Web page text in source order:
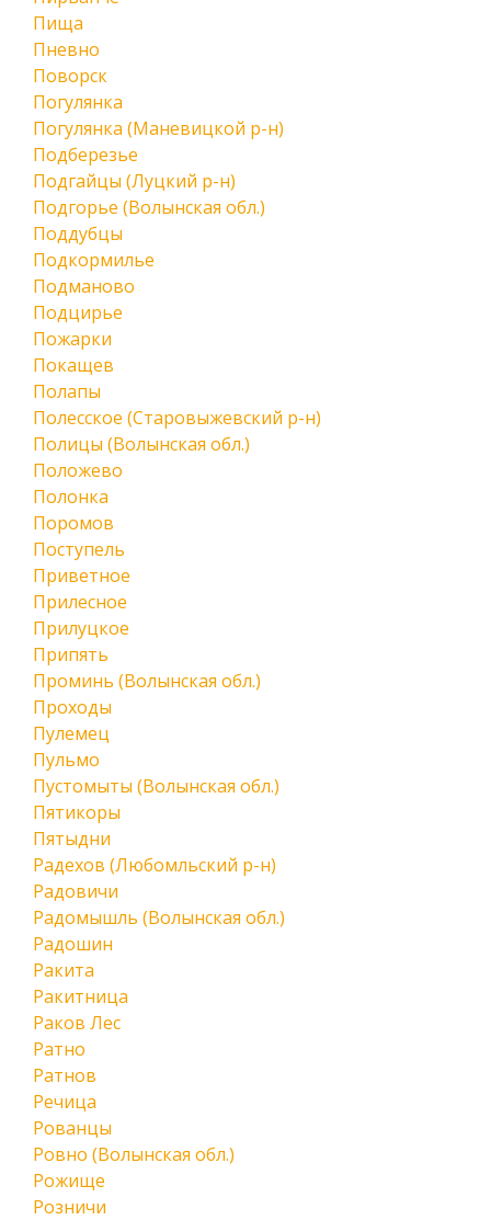
Пища
Пневно
Поворск
Погулянка
Погулянка (Маневицкой р-н)
Подберезье
Подгайцы (Луцкий р-н)
Подгорье (Волынская обл.)
Поддубцы
Подкормилье
Подманово
Подцирье
Пожарки
Покащев
Полапы
Полесское (Старовыжевский р-н)
Полицы (Волынская обл.)
Положево
Полонка
Поромов
Поступель
Приветное
Прилесное
Прилуцкое
Припять
Проминь (Волынская обл.)
Проходы
Пулемец
Пульмо
Пустомыты (Волынская обл.)
Пятикоры
Пятыдни
Радехов (Любомльский р-н)
Радовичи
Радомышль (Волынская обл.)
Радошин
Ракита
Ракитница
Раков Лес
Ратно
Ратнов
Речица
Рованцы
Ровно (Волынская обл.)
Рожище
Розничи